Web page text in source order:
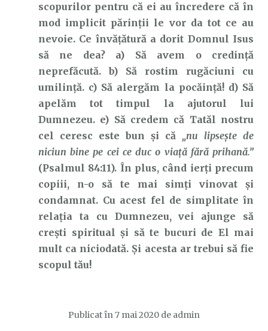
scopurilor pentru că ei au încredere că în
mod implicit părinții le vor da tot ce au
nevoie. Ce învățătură a dorit Domnul Isus
să ne dea? a) Să avem o credință
neprefăcută. b) Să rostim rugăciuni cu
umilință. c) Să alergăm la pocăință! d) Să
apelăm tot timpul la ajutorul lui
Dumnezeu. e) Să credem că Tatăl nostru
cel ceresc este bun și că „nu lipseşte de
niciun bine pe cei ce duc o viaţă fără prihană.”
(Psalmul 84:11). În plus, când ierți precum
copiii, n-o să te mai simți vinovat și
condamnat. Cu acest fel de simplitate în
relația ta cu Dumnezeu, vei ajunge să
crești spiritual și să te bucuri de El mai
mult ca niciodată. Și acesta ar trebui să fie
scopul tău!
Publicat în 7 mai 2020 de admin